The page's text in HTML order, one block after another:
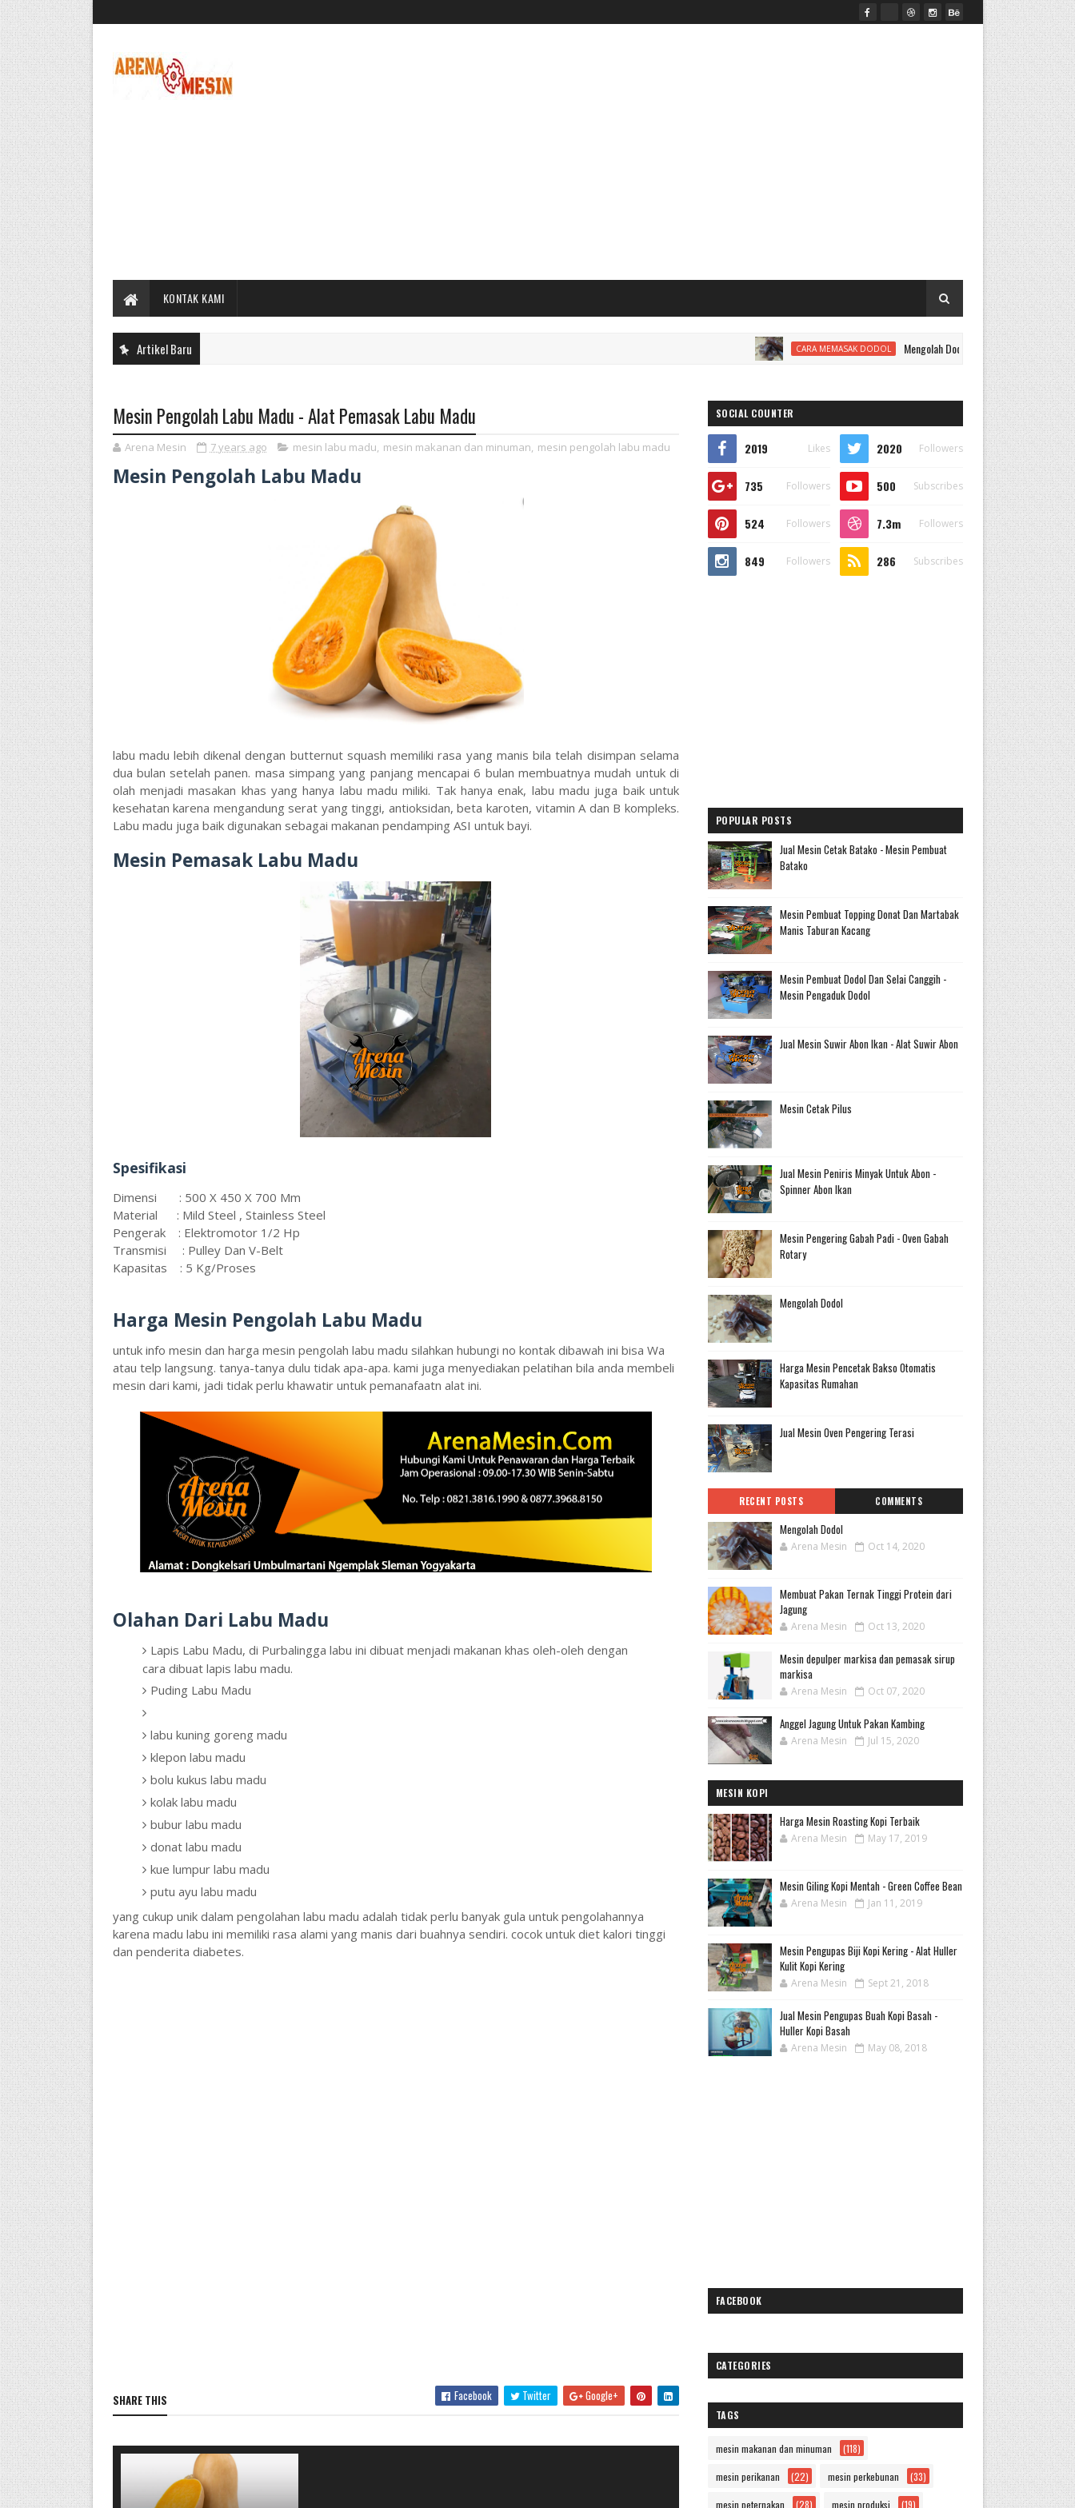
KONTAK KAMI
Artikel Baru CARA MEMASAK DODOL Mengolah Dodol ALAT MESIN
Mesin Pengolah Labu Madu - Alat Pemasak Labu Madu
Arena Mesin 7 years ago mesin labu madu, mesin makanan dan minuman, mesin pengolah labu madu
Mesin Pengolah Labu Madu
labu madu lebih dikenal dengan butternut squash memiliki rasa yang manis bila telah disimpan selama
dua bulan setelah panen. masa simpang yang panjang mencapai 6 bulan membuatnya mudah untuk di
olah menjadi masakan khas yang hanya labu madu miliki. Tak hanya enak, labu madu juga baik untuk
kesehatan karena mengandung serat yang tinggi, antioksidan, beta karoten, vitamin A dan B kompleks.
Labu madu juga baik digunakan sebagai makanan pendamping ASI untuk bayi.
Mesin Pemasak Labu Madu
Spesifikasi
Dimensi : 500 X 450 X 700 Mm
Material : Mild Steel , Stainless Steel
Pengerak : Elektromotor 1/2 Hp
Transmisi : Pulley Dan V-Belt
Kapasitas : 5 Kg/Proses
Harga Mesin Pengolah Labu Madu
untuk info mesin dan harga mesin pengolah labu madu silahkan hubungi no kontak dibawah ini bisa Wa
atau telp langsung. tanya-tanya dulu tidak apa-apa. kami juga menyediakan pelatihan bila anda membeli
mesin dari kami, jadi tidak perlu khawatir untuk pemanafaatn alat ini.
Olahan Dari Labu Madu
Lapis Labu Madu, di Purbalingga labu ini dibuat menjadi makanan khas oleh-oleh dengan
cara dibuat lapis labu madu.
Puding Labu Madu
labu kuning goreng madu
klepon labu madu
bolu kukus labu madu
kolak labu madu
bubur labu madu
donat labu madu
kue lumpur labu madu
putu ayu labu madu
yang cukup unik dalam pengolahan labu madu adalah tidak perlu banyak gula untuk pengolahannya
karena madu labu ini memiliki rasa alami yang manis dari buahnya sendiri. cocok untuk diet kalori tinggi
dan penderita diabetes.
SHARE THIS Facebook Twitter Google+
SOCIAL COUNTER
2019 Likes 2020 Followers
735 Followers 500 Subscribes
524 Followers 7.3m Followers
849 Followers 286 Subscribes
POPULAR POSTS
Jual Mesin Cetak Batako - Mesin Pembuat
Batako
Mesin Pembuat Topping Donat Dan Martabak
Manis Taburan Kacang
Mesin Pembuat Dodol Dan Selai Canggih -
Mesin Pengaduk Dodol
Jual Mesin Suwir Abon Ikan - Alat Suwir Abon
Mesin Cetak Pilus
Jual Mesin Peniris Minyak Untuk Abon -
Spinner Abon Ikan
Mesin Pengering Gabah Padi - Oven Gabah
Rotary
Mengolah Dodol
Harga Mesin Pencetak Bakso Otomatis
Kapasitas Rumahan
Jual Mesin Oven Pengering Terasi
RECENT POSTS COMMENTS
Mengolah Dodol
Arena Mesin Oct 14, 2020
Membuat Pakan Ternak Tinggi Protein dari
Jagung
Arena Mesin Oct 13, 2020
Mesin depulper markisa dan pemasak sirup
markisa
Arena Mesin Oct 07, 2020
Anggel Jagung Untuk Pakan Kambing
Arena Mesin Jul 15, 2020
MESIN KOPI
Harga Mesin Roasting Kopi Terbaik
Arena Mesin May 17, 2019
Mesin Giling Kopi Mentah - Green Coffee Bean
Arena Mesin Jan 11, 2019
Mesin Pengupas Biji Kopi Kering - Alat Huller
Kulit Kopi Kering
Arena Mesin Sept 21, 2018
Jual Mesin Pengupas Buah Kopi Basah -
Huller Kopi Basah
Arena Mesin May 08, 2018
FACEBOOK
CATEGORIES
TAGS
mesin makanan dan minuman (118)
mesin perikanan (22) mesin perkebunan (33)
mesin peternakan (28) mesin produksi (19)